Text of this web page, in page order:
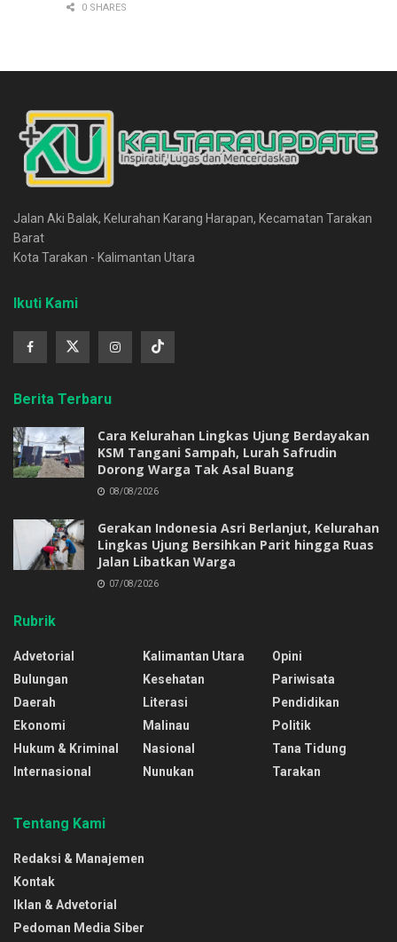
0 SHARES
Jalan Aki Balak, Kelurahan Karang Harapan, Kecamatan Tarakan
Barat
Kota Tarakan - Kalimantan Utara
Ikuti Kami
Berita Terbaru
Cara Kelurahan Lingkas Ujung Berdayakan
KSM Tangani Sampah, Lurah Safrudin
Dorong Warga Tak Asal Buang
08/08/2026
Gerakan Indonesia Asri Berlanjut, Kelurahan
Lingkas Ujung Bersihkan Parit hingga Ruas
Jalan Libatkan Warga
07/08/2026
Rubrik
Advetorial
Bulungan
Daerah
Ekonomi
Hukum & Kriminal
Internasional
Kalimantan Utara
Kesehatan
Literasi
Malinau
Nasional
Nunukan
Opini
Pariwisata
Pendidikan
Politik
Tana Tidung
Tarakan
Tentang Kami
Redaksi & Manajemen
Kontak
Iklan & Advetorial
Pedoman Media Siber